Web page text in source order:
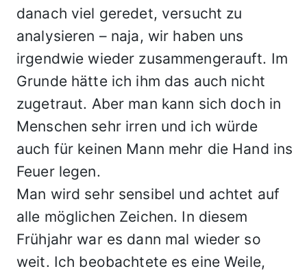
danach viel geredet, versucht zu
analysieren – naja, wir haben uns
irgendwie wieder zusammengerauft. Im
Grunde hätte ich ihm das auch nicht
zugetraut. Aber man kann sich doch in
Menschen sehr irren und ich würde
auch für keinen Mann mehr die Hand ins
Feuer legen.
Man wird sehr sensibel und achtet auf
alle möglichen Zeichen. In diesem
Frühjahr war es dann mal wieder so
weit. Ich beobachtete es eine Weile,